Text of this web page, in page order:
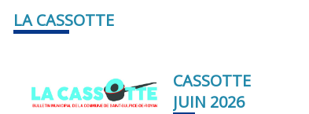
LA CASSOTTE
CASSOTTE
JUIN 2026